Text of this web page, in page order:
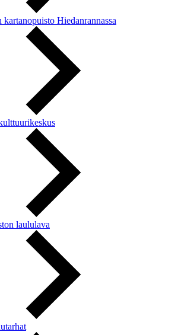
kartanopuisto Hiedanrannassa
laululava